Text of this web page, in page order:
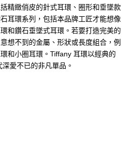
精緻俏皮的針式耳環、圈形和垂墜款
耳環系列，包括本品牌工匠才能想像
和鑽石垂墜式耳環。若要打造完美的
想不到的金屬、形狀或長度組合，例
和小圈耳環。Tiffany 耳環以經典的
愛不已的非凡單品。